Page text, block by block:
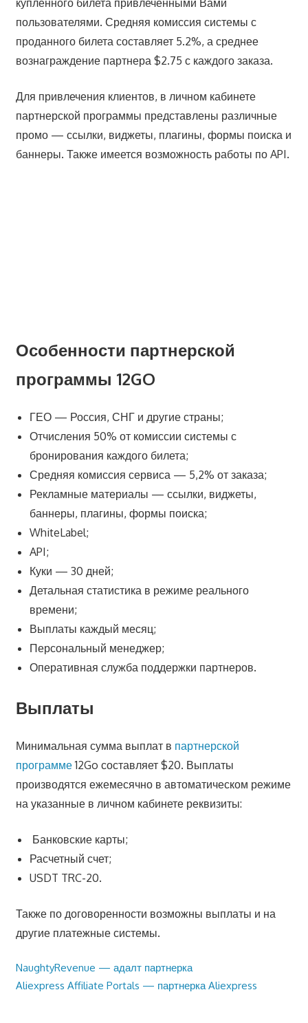
купленного билета привлеченными Вами
пользователями. Средняя комиссия системы с
проданного билета составляет 5.2%, а среднее
вознаграждение партнера $2.75 с каждого заказа.
Для привлечения клиентов, в личном кабинете
партнерской программы представлены различные
промо — ссылки, виджеты, плагины, формы поиска и
баннеры. Также имеется возможность работы по API.
Особенности партнерской
программы 12GO
ГЕО — Россия, СНГ и другие страны;
Отчисления 50% от комиссии системы с
бронирования каждого билета;
Средняя комиссия сервиса — 5,2% от заказа;
Рекламные материалы — ссылки, виджеты,
баннеры, плагины, формы поиска;
WhiteLabel;
API;
Куки — 30 дней;
Детальная статистика в режиме реального
времени;
Выплаты каждый месяц;
Персональный менеджер;
Оперативная служба поддержки партнеров.
Выплаты
Минимальная сумма выплат в партнерской
программе12Go составляет $20. Выплаты
производятся ежемесячно в автоматическом режиме
на указанные в личном кабинете реквизиты:
Банковские карты;
Расчетный счет;
USDT TRC-20.
Также по договоренности возможны выплаты и на
другие платежные системы.
Навигация
Предыдущая
запись:
NaughtyRevenue — адалт партнерка
Следующая
Aliexpress Affiliate Portals — партнерка Aliexpress